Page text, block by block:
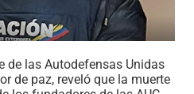
de las Autodefensas Unidas
de paz, reveló que la muerte